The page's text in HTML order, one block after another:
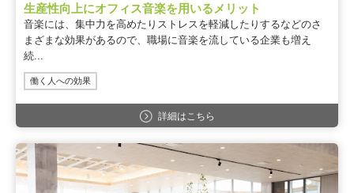
生産性向上にオフィス音楽を用いるメリット
音楽には、集中力を高めたりストレスを軽減したりするなどのさ
まざまな効果があるので、職場に音楽を流している企業も増え
続...
働く人への効果
詳細はこちら